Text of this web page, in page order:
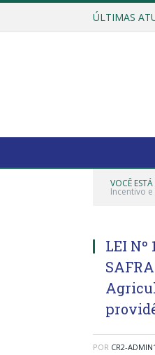
ÚLTIMAS
VOCÊ ESTÁ
Incentivo
LEI Nº
POR CR2-ADMIN1